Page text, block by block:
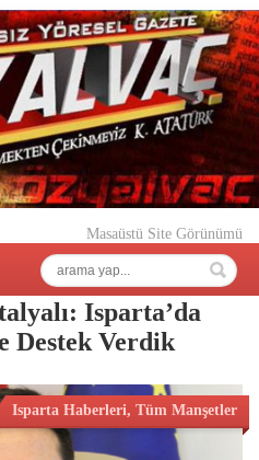
Masaüstü Site Görünümü
Isparta’da
Destek Verdik
Isparta Haberleri, Tüm Manşetler